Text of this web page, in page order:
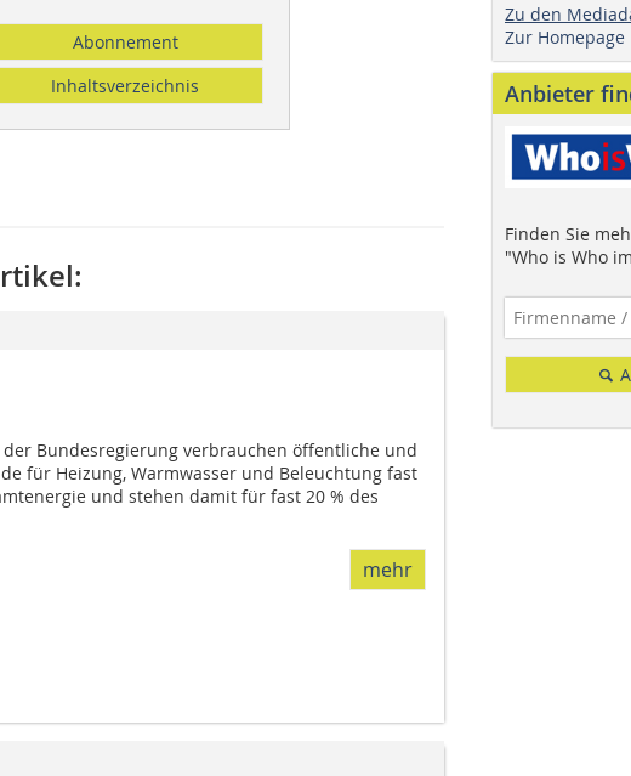
Abonnement
Inhaltsverzeichnis
der Bundesregierung verbrauchen öffentliche und
für Heizung, Warmwasser und Beleuchtung fast
und stehen damit für fast 20 % des
mehr
Zu den
Zur Homepage
Anbieter
Finden Sie
"Who is Who